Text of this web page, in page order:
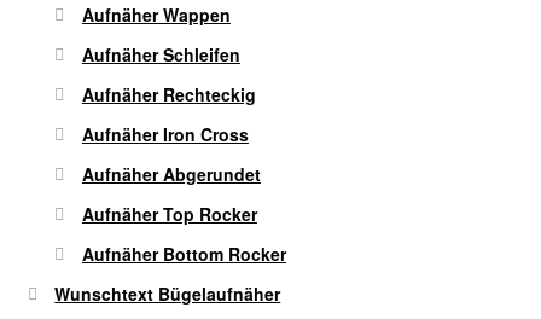
Aufnäher Wappen
Aufnäher Schleifen
Aufnäher Rechteckig
Aufnäher Iron Cross
Aufnäher Abgerundet
Aufnäher Top Rocker
Aufnäher Bottom Rocker
Wunschtext Bügelaufnäher